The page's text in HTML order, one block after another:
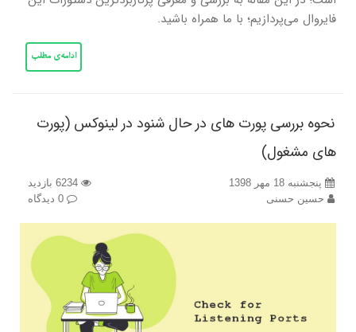
فایروال می‌پردازیم؛ با ما همراه باشید.
ادامه‌ی مطلب
نحوه بررسی پورت های در حال شنود در لینوکس (پورت
های مشغول)
پنجشنبه 18 مهر 1398
حسین حسنی